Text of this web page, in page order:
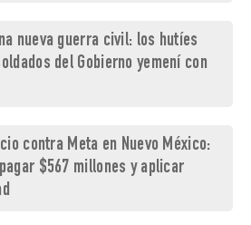
nueva guerra civil: los hutíes
del Gobierno yemení con
contra Meta en Nuevo México:
$567 millones y aplicar